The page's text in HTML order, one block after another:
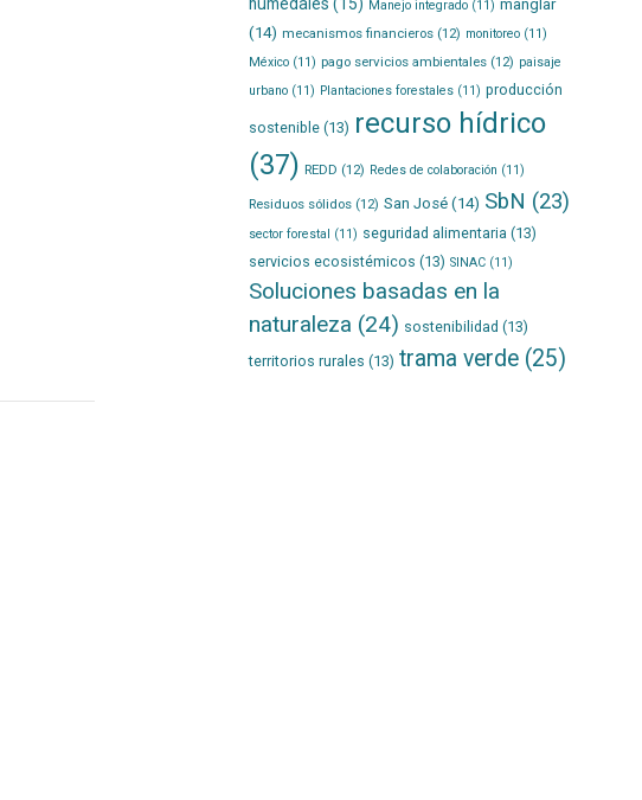
Manejo integrado(11) manglar
(14) mecanismos financieros(12) monitoreo(11)
México(11) pago servicios ambientales(12) paisaje
urbano(11) Plantaciones forestales(11) producción
sostenible(13) recurso hídrico
(37) REDD (12) Redes de colaboración (11)
Residuos sólidos(12) San José(14) SbN (23)
sector forestal (11) seguridad alimentaria (13)
servicios ecosistémicos (13) SINAC(11)
Soluciones basadas en la
naturaleza (24) sostenibilidad (13)
territorios rurales (13) trama verde(25)